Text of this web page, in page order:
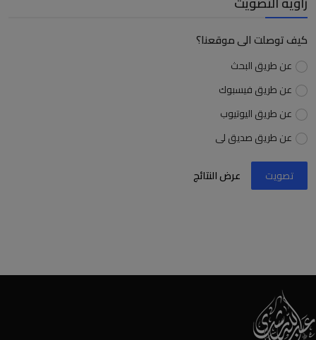
كيف توصلت الى موقعنا؟
عن طريق البحث
عن طريق فيسبوك
عن طريق اليوتيوب
عن طريق صديق لى
تصويت عرض النتائج